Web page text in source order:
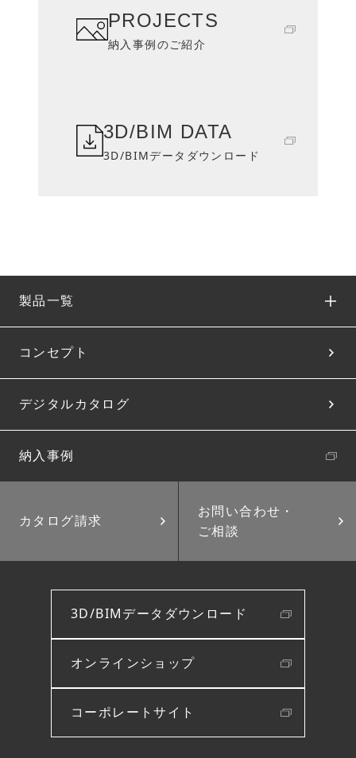
PROJECTS
納入事例のご紹介
3D/BIM DATA
3D/BIMデータダウンロード
製品一覧
コンセプト
デジタルカタログ
納入事例
カタログ請求
お問い合わせ・
ご相談
3D/BIMデータダウンロード
オンラインショップ
コーポレートサイト